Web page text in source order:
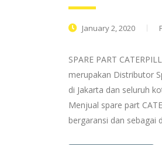
January 2, 2020
SPARE PART
merupakan Distributor
di Jakarta dan seluruh
Menjual spare part
bergaransi dan sebagai